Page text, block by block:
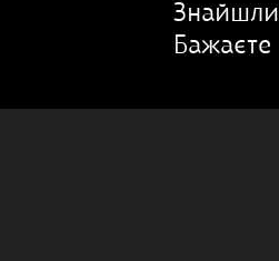
Бажаєте